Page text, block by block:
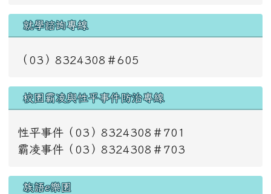
就學諮詢專線
（03）8324308＃605
校園霸凌與性平事件防治專線
性平事件（03）8324308＃701
霸凌事件（03）8324308＃703
族語e樂園